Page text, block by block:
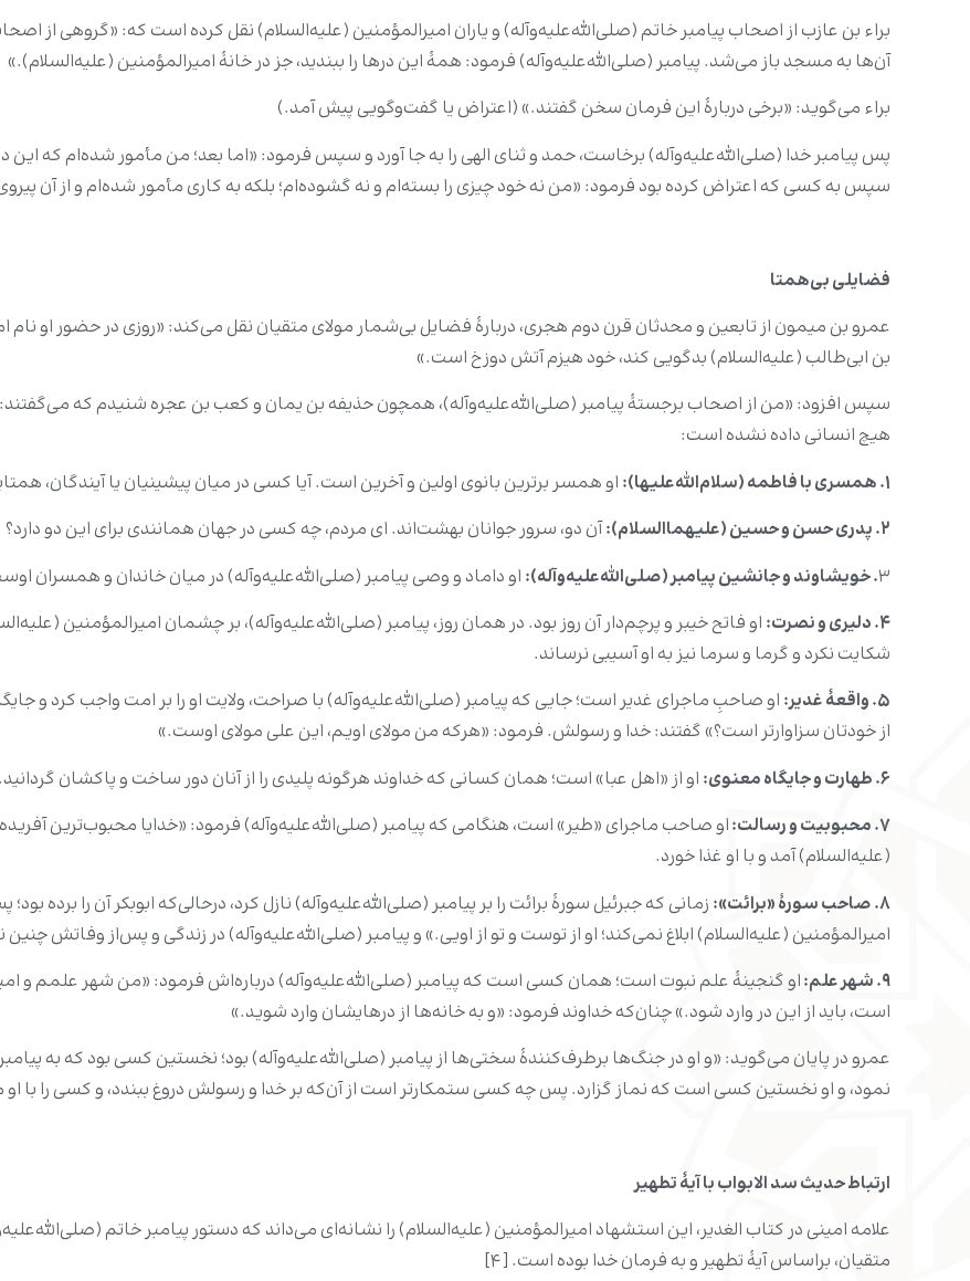
براء بن عازب از اصحاب پیامبر خاتم (صلى‌الله‌علیه‌وآله) و یاران امیرالمؤمنین (علیه‌السلام) نقل کرده است که: «گروهی از
آن‌ها به مسجد باز می‌شد. پیامبر (صلی‌الله‌علیه‌وآله) فرمود: همۀ این درها را ببندید، جز در خانهٔ امیرالمؤمنین (علیه‌السلام).»
براء می‌گوید: «برخی دربارهٔ این فرمان سخن گفتند.» (اعتراض یا گفت‌وگویی پیش آمد.)
پس پیامبر خدا (صلی‌الله‌علیه‌وآله) برخاست، حمد و ثنای الهی را به جا آورد و سپس فرمود: «اما بعد؛ من مأمور شده‌ام که این
سپس به کسی که اعتراض کرده بود فرمود: «من نه خود چیزی را بسته‌ام و نه گشوده‌ام؛ بلکه به کاری مأمور شده‌ام و از آن پیروی
فضایلی بی‌همتا
عمرو بن میمون از تابعین و محدثان قرن دوم هجری، دربارۀ فضایل بی‌شمار مولای متقیان نقل می‌کند: «روزی در حضور او نام
بن ابی‌طالب (علیه‌السلام) بدگویی کند، خود هیزم آتش دوزخ است.»
سپس افزود: «من از اصحاب برجستۀ پیامبر (صلی‌الله‌علیه‌وآله)، همچون حذیفه بن یمان و کعب بن عجره شنیدم که می‌گفتند:
هیچ انسانی داده نشده است:
۱. همسری با فاطمه (سلام‌الله‌علیها): او همسر برترین بانوی اولین و آخرین است. آیا کسی در میان پیشینیان یا آیندگان،
۲. پدری حسن و حسین (علیهما‌السلام):آن دو، سرور جوانان بهشت‌اند. ای مردم، چه کسی در جهان همانندی برای این دو دارد؟
۳.خویشاوند و جانشین پیامبر (صلی‌الله‌علیه‌وآله): او داماد و وصی پیامبر (صلی‌الله‌علیه‌وآله) در میان خاندان و همسران
۴. دلیری و نصرت: او فاتح خیبر و پرچم‌دار آن روز بود. در همان روز، پیامبر (صلی‌الله‌علیه‌وآله)، بر چشمان امیرالمؤمنین
شکایت نکرد و گرما و سرما نیز به او آسیبی نرساند.
۵. واقعۀ غدیر: او صاحبِ ماجرای غدیر است؛ جایی که پیامبر (صلی‌الله‌علیه‌وآله) با صراحت، ولایت او را بر امت واجب کرد و
از خودتان سزاوارتر است؟» گفتند: خدا و رسولش. فرمود: «هرکه من مولای اویم، این علی مولای اوست.»
۶. طهارت و جایگاه معنوی: او از «اهل عبا» است؛ همان کسانی که خداوند هرگونه پلیدی را از آنان دور ساخت و پاکشان گردانید.
۷. محبوبیت و رسالت:او صاحب ماجرای «طیر» است، هنگامی که پیامبر (صلی‌الله‌علیه‌وآله) فرمود: «خدایا محبوب‌ترین
(علیه‌السلام) آمد و با او غذا خورد.
۸. صاحب سورۀ «برائت»:
زمانی که جبرئیل سورۀ برائت را بر پیامبر (صلی‌الله‌علیه‌وآله) نازل کرد، درحالی‌که ابوبکر آن را برده
امیرالمؤمنین (علیه‌السلام) ابلاغ نمی‌کند؛ او از توست و تو از اویی.» و پیامبر (صلی‌الله‌علیه‌وآله) در زندگی و پس‌از وفاتش
۹. شهر علم:
او گنجینۀ علم نبوت است؛ همان کسی است که پیامبر (صلی‌الله‌علیه‌وآله) درباره‌اش فرمود: «من شهر علمم و
است، باید از این در وارد شود.» چنان‌که خداوند فرمود: «و به خانه‌ها از درهایشان وارد شوید.»
عمرو در پایان می‌گوید: «و او در جنگ‌ها برطرف‌کنندۀ سختی‌ها از پیامبر (صلی‌الله‌علیه‌وآله) بود؛ نخستین کسی بود که به پیامبر
نمود، و او نخستین کسی است که نماز گزارد. پس چه کسی ستمکارتر است از آن‌که بر خدا و رسولش دروغ ببندد، و کسی را با او
ارتباط حدیث سد الابواب با آیۀ تطهیر
علامه امینی در کتاب الغدیر، این استشهاد امیرالمؤمنین (علیه‌السلام) را نشانه‌ای می‌داند که دستور پیامبر خاتم
متقیان، براساس آیۀ تطهیر و به فرمان خدا بوده است. [۴]